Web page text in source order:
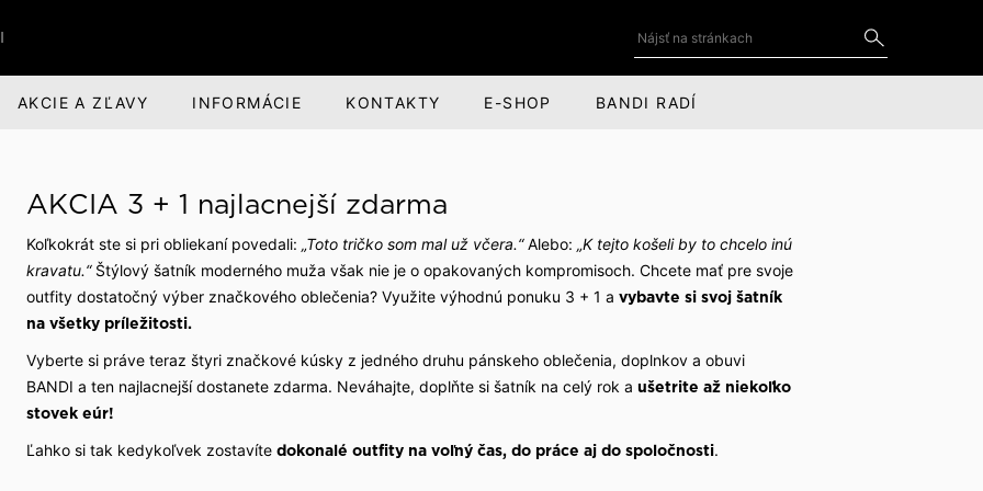
voľný čas
o obuv
Parfumová rada Aprimé for
Men
Caffé Set BANDI
Kravatové spony
Manžetové gombíky
Vreckovky do saka
Kožené doplnky
AKCIE A ZĽAVY INFORMÁCIE
a divadlo
školy
Voľné pracovné miesta
Benefity pre zamestnancov
LinkedIn
Facebook
KONTAKTY E-SHOP BANDI RADÍ
AKCIA 3 + 1 najlacnejší zdarma
Koľkokrát ste si pri obliekaní povedali: „Toto tričko som mal už včera.“Alebo: „K tejto košeli by to chcelo inú
kravatu.“Štýlový šatník moderného muža však nie je o opakovaných kompromisoch. Chcete mať pre svoje
outfity dostatočný výber značkového oblečenia? Využite výhodnú ponuku 3 + 1 a vybavte si svoj šatník
na všetky príležitosti.
Vyberte si práve teraz štyri značkové kúsky z jedného druhu pánskeho oblečenia, doplnkov a obuvi
BANDI a ten najlacnejší dostanete zdarma. Neváhajte, doplňte si šatník na celý rok a ušetrite až niekoľko
stovek eúr!
Ľahko si tak kedykoľvek zostavíte dokonalé outfity na voľný čas, do práce aj do spoločnosti.